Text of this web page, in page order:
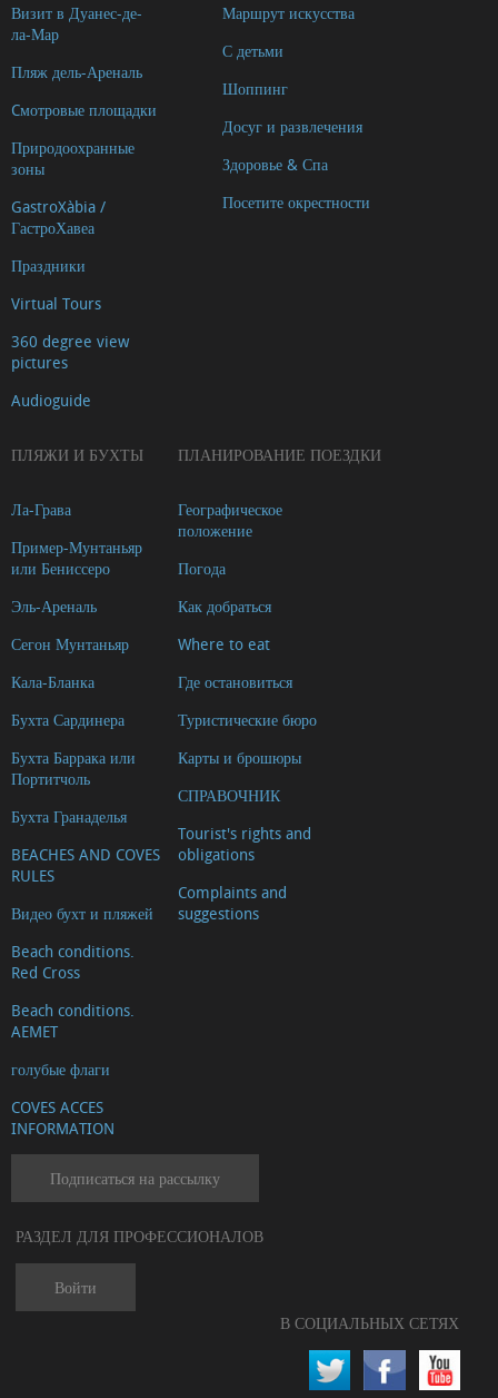
Визит в Дуанес-де-
ла-Мар
Пляж дель-Ареналь
Cмотровые площадки
Природоохранные
зоны
GastroXàbia /
ГастроХавеа
Праздники
Virtual Tours
360 degree view
pictures
Audioguide
Маршрут искусства
С детьми
Шоппинг
Досуг и развлечения
Здоровье & Спа
Посетите окрестности
ПЛЯЖИ И БУХТЫ
Ла-Грава
Пример-Мунтаньяр
или Бениссеро
Эль-Ареналь
Сегон Мунтаньяр
Кала-Бланка
Бухта Сардинера
Бухта Баррака или
Портитчоль
Бухта Гранаделья
BEACHES AND COVES
RULES
Видео бухт и пляжей
Beach conditions.
Red Cross
Beach conditions.
AEMET
голубые флаги
COVES ACCES
INFORMATION
ПЛАНИРОВАНИЕ ПОЕЗДКИ
Географическое
положение
Погода
Как добраться
Where to eat
Где остановиться
Туристические бюро
Карты и брошюры
СПРАВОЧНИК
Tourist's rights and
obligations
Complaints and
suggestions
Подписаться на рассылку
РАЗДЕЛ ДЛЯ ПРОФЕССИОНАЛОВ
Войти
В СОЦИАЛЬНЫХ СЕТЯХ